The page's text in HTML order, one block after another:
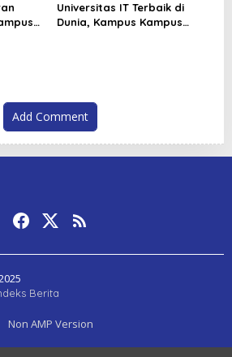
Universitas IT Terbaik di
Dunia, Kampus Kampus
Add Comment
Berita
Non AMP Version